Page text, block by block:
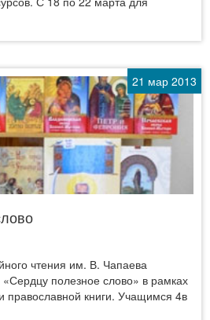
21 мар 2013
чтения им. В. Чапаева
полезное слово» в рамках
православной книги. Учащимся 4в